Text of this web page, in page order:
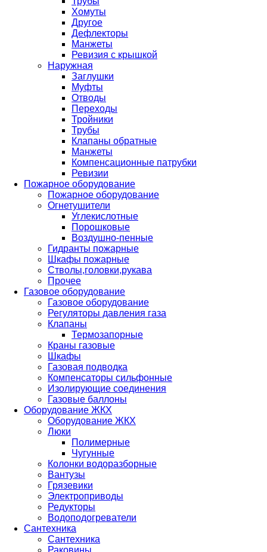
Хомуты
Другое
Дефлекторы
Манжеты
Ревизия с крышкой
Наружная
Заглушки
Муфты
Отводы
Переходы
Тройники
Трубы
Клапаны обратные
Манжеты
Компенсационные патрубки
Ревизии
Пожарное оборудование
Пожарное оборудование
Огнетушители
Углекислотные
Порошковые
Воздушно-пенные
Гидранты пожарные
Шкафы пожарные
Стволы,головки,рукава
Прочее
Газовое оборудование
Газовое оборудование
Регуляторы давления газа
Клапаны
Термозапорные
Краны газовые
Шкафы
Газовая подводка
Компенсаторы сильфонные
Изолирующие соединения
Газовые баллоны
Оборудование ЖКХ
Оборудование ЖКХ
Люки
Полимерные
Чугунные
Колонки водоразборные
Вантузы
Грязевики
Электроприводы
Редукторы
Водоподогреватели
Сантехника
Сантехника